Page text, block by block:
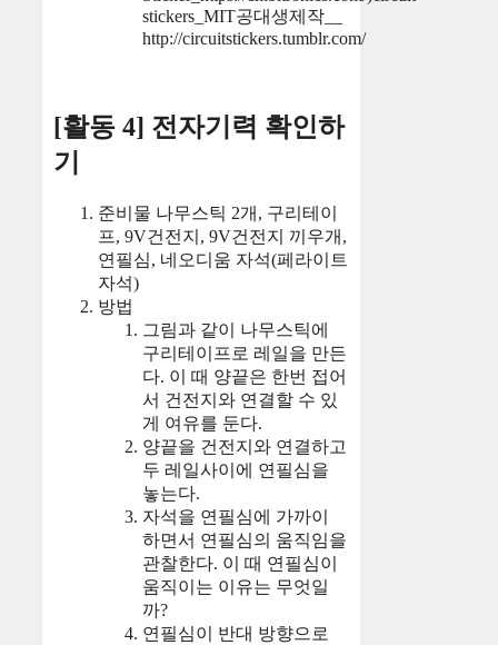
stickers_MIT공대생제작__
http://circuitstickers.tumblr.com/
[활동 4] 전자기력 확인하
기
준비물 나무스틱 2개, 구리테이
프, 9V건전지, 9V건전지 끼우개,
연필심, 네오디움 자석(페라이트
자석)
방법
그림과 같이 나무스틱에
구리테이프로 레일을 만든
다. 이 때 양끝은 한번 접어
서 건전지와 연결할 수 있
게 여유를 둔다.
양끝을 건전지와 연결하고
두 레일사이에 연필심을
놓는다.
자석을 연필심에 가까이
하면서 연필심의 움직임을
관찰한다. 이 때 연필심이
움직이는 이유는 무엇일
까?
연필심이 반대 방향으로